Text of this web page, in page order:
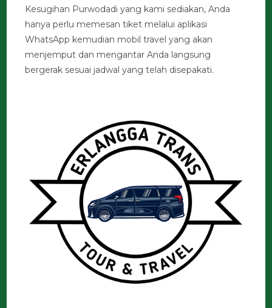
Kesugihan Purwodadi yang kami sediakan, Anda
hanya perlu memesan tiket melalui aplikasi
WhatsApp kemudian mobil travel yang akan
menjemput dan mengantar Anda langsung
bergerak sesuai jadwal yang telah disepakati.